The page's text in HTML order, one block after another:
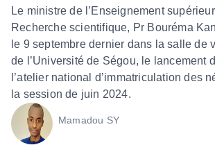
Le ministre de l’Enseignement
Recherche scientifique, Pr Bouréma
le 9 septembre dernier dans la salle de
de l’Université de Ségou, le lancement
l’atelier national d’immatriculation des
la session de juin 2024.
Mamadou SY